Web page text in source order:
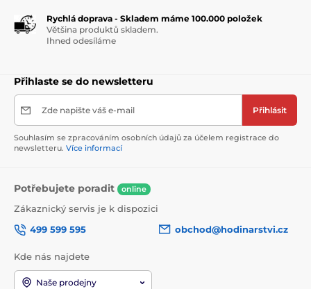
Rychlá doprava - Skladem máme 100.000 položek
Většina produktů skladem.
Ihned odesíláme
Přihlaste se do newsletteru
Zde napište váš e-mail Přihlásit
Souhlasím se zpracováním osobních údajů za účelem registrace do
newsletteru. Více informací
Potřebujete poradit online
Zákaznický servis je k dispozici
499 599 595
obchod@hodinarstvi.cz
Kde nás najdete
Naše prodejny